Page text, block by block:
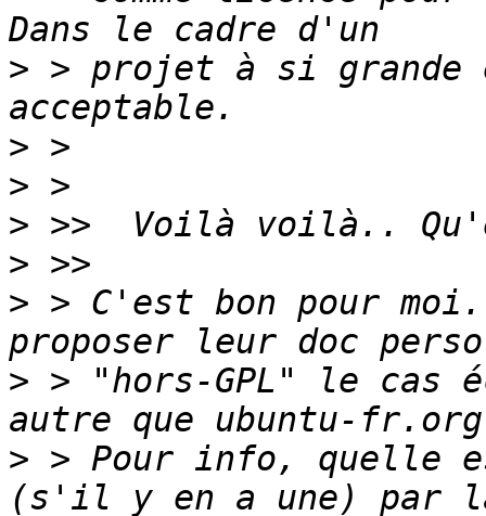
> > projet à si grande
>
>
>
>
> > C'est bon pour
> > "hors-GPL" le cas
> > Pour info, quelle